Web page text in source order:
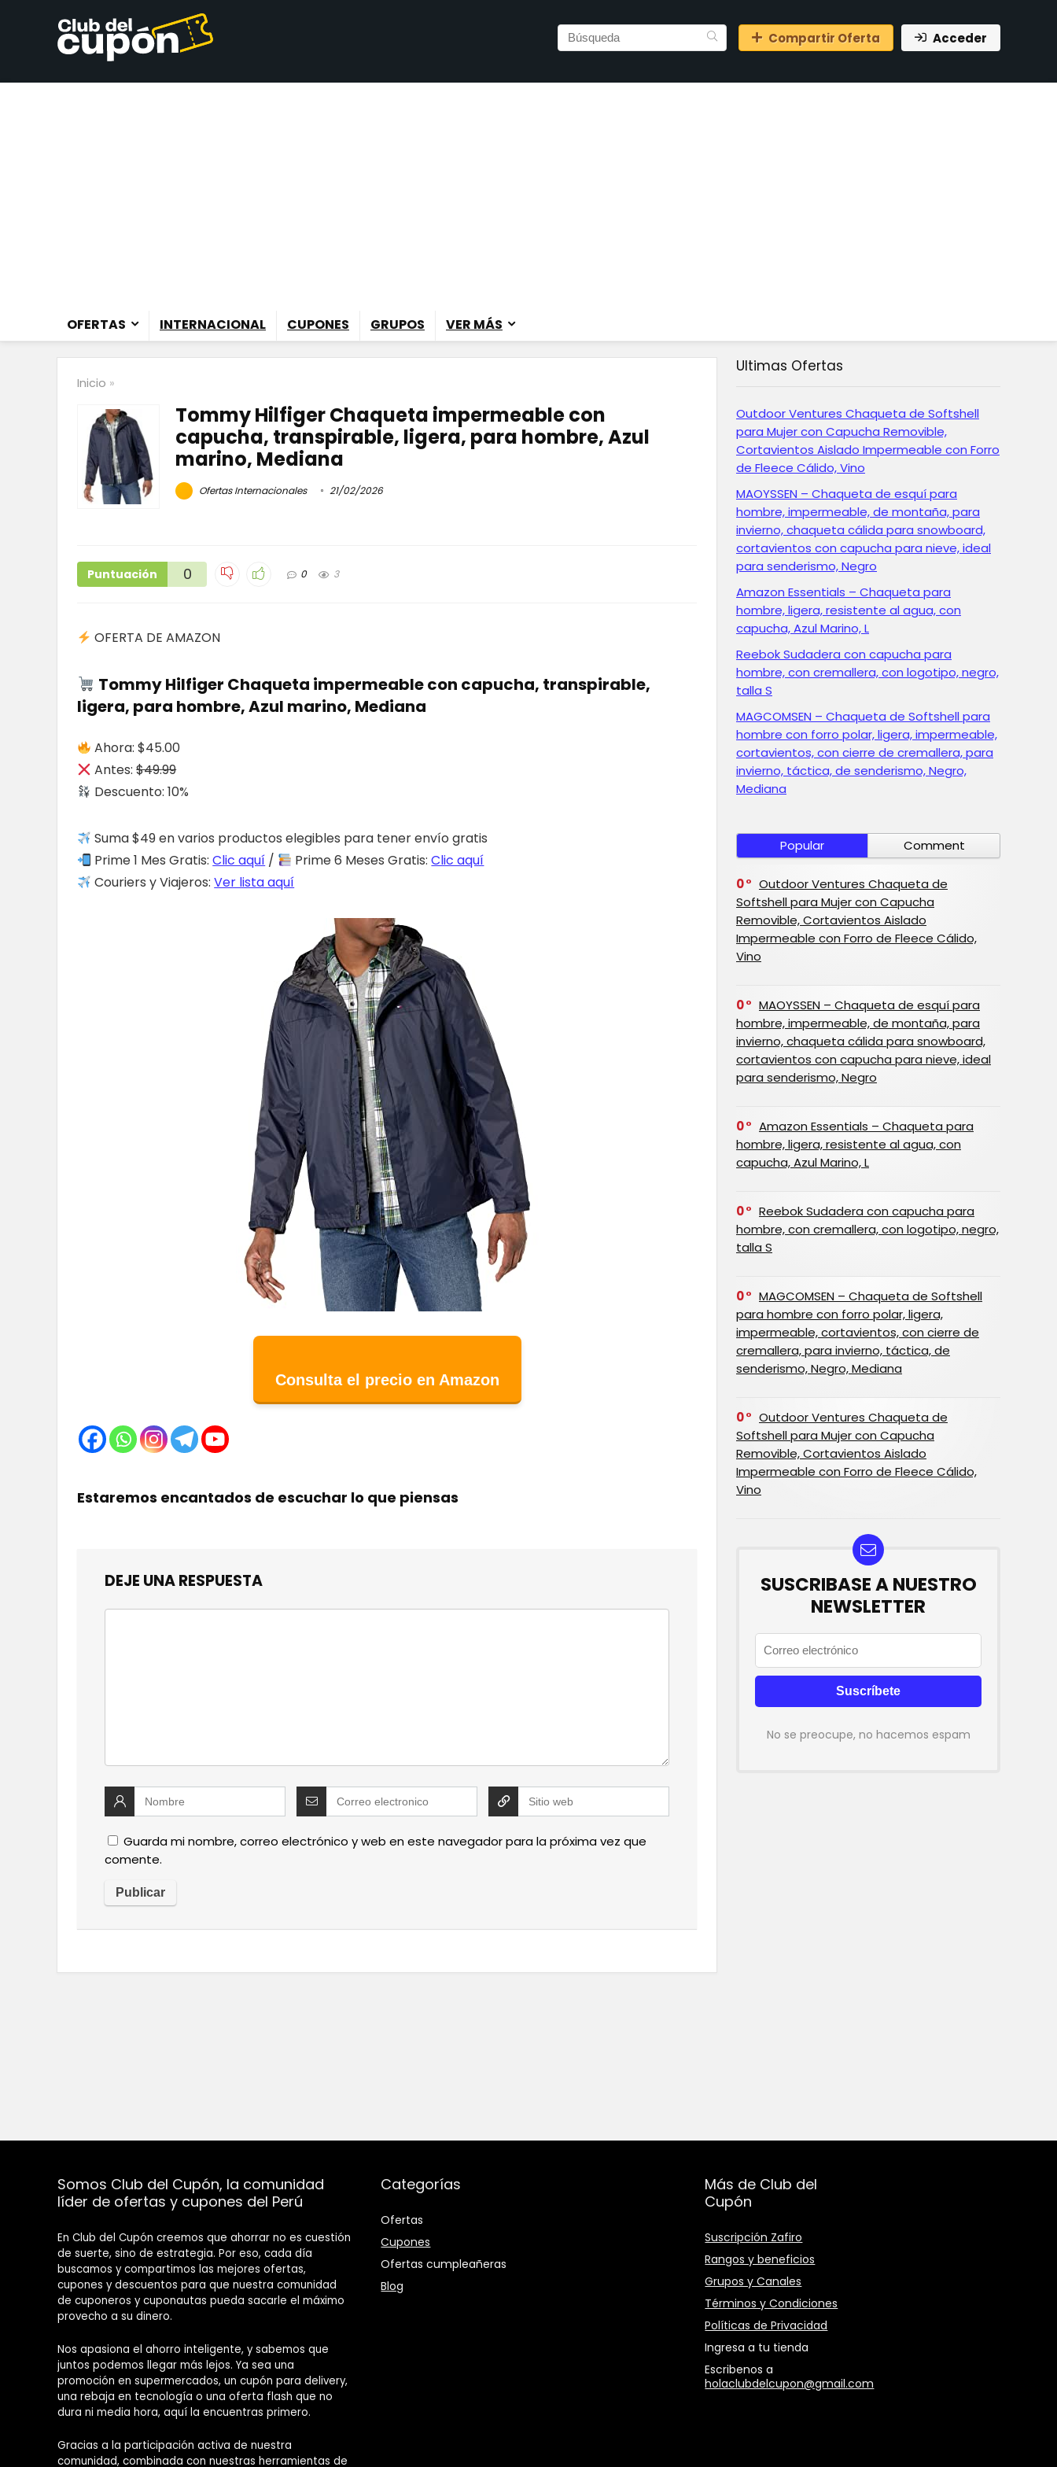
Compartir Oferta Acceder
OFERTAS INTERNACIONAL CUPONES GRUPOS VER MÁS
Inicio »
Tommy Hilfiger Chaqueta impermeable con
capucha, transpirable, ligera, para hombre, Azul
marino, Mediana
Ofertas Internacionales 21/02/2026
Puntuación 0 0 3
OFERTA DE AMAZON
Tommy Hilfiger Chaqueta impermeable con capucha, transpirable,
ligera, para hombre, Azul marino, Mediana
Ahora: $45.00
Antes:$49.99
Descuento: 10%
Suma $49 en varios productos elegibles para tener envío gratis
Prime 1 Mes Gratis:Clic aquí / Prime 6 Meses Gratis:Clic aquí
Couriers y Viajeros:Ver lista aquí
Consulta el precio en Amazon
Estaremos encantados de escuchar lo que piensas
DEJE UNA RESPUESTA
Guarda mi nombre, correo electrónico y web en este navegador para la próxima vez que
comente.
Ultimas Ofertas
Outdoor Ventures Chaqueta de Softshell
para Mujer con Capucha Removible,
Cortavientos Aislado Impermeable con Forro
de Fleece Cálido, Vino
MAOYSSEN – Chaqueta de esquí para
hombre, impermeable, de montaña, para
invierno, chaqueta cálida para snowboard,
cortavientos con capucha para nieve, ideal
para senderismo, Negro
Amazon Essentials – Chaqueta para
hombre, ligera, resistente al agua, con
capucha, Azul Marino, L
Reebok Sudadera con capucha para
hombre, con cremallera, con logotipo, negro,
talla S
MAGCOMSEN – Chaqueta de Softshell para
hombre con forro polar, ligera, impermeable,
cortavientos, con cierre de cremallera, para
invierno, táctica, de senderismo, Negro,
Mediana
Popular Comment
0
Outdoor Ventures Chaqueta de
Softshell para Mujer con Capucha
Removible, Cortavientos Aislado
Impermeable con Forro de Fleece Cálido,
Vino
0
MAOYSSEN – Chaqueta de esquí para
hombre, impermeable, de montaña, para
invierno, chaqueta cálida para snowboard,
cortavientos con capucha para nieve, ideal
para senderismo, Negro
0
Amazon Essentials – Chaqueta para
hombre, ligera, resistente al agua, con
capucha, Azul Marino, L
0
Reebok Sudadera con capucha para
hombre, con cremallera, con logotipo, negro,
talla S
0
MAGCOMSEN – Chaqueta de Softshell
para hombre con forro polar, ligera,
impermeable, cortavientos, con cierre de
cremallera, para invierno, táctica, de
senderismo, Negro, Mediana
0
Outdoor Ventures Chaqueta de
Softshell para Mujer con Capucha
Removible, Cortavientos Aislado
Impermeable con Forro de Fleece Cálido,
Vino
SUSCRIBASE A NUESTRO
NEWSLETTER
No se preocupe, no hacemos espam
Somos Club del Cupón, la comunidad
líder de ofertas y cupones del Perú
En Club del Cupón creemos que ahorrar no es cuestión
de suerte, sino de estrategia. Por eso, cada día
buscamos y compartimos las mejores ofertas,
cupones y descuentos para que nuestra comunidad
de cuponeros y cuponautas pueda sacarle el máximo
provecho a su dinero.
Nos apasiona el ahorro inteligente, y sabemos que
juntos podemos llegar más lejos. Ya sea una
promoción en supermercados, un cupón para delivery,
una rebaja en tecnología o una oferta flash que no
dura ni media hora, aquí la encuentras primero.
Gracias a la participación activa de nuestra
comunidad, combinada con nuestras herramientas de
Categorías
Ofertas
Cupones
Ofertas cumpleañeras
Blog
Más de Club del
Cupón
Suscripción Zafiro
Rangos y beneficios
Grupos y Canales
Términos y Condiciones
Políticas de Privacidad
Ingresa a tu tienda
Escribenos a
holaclubdelcupon@gmail.com